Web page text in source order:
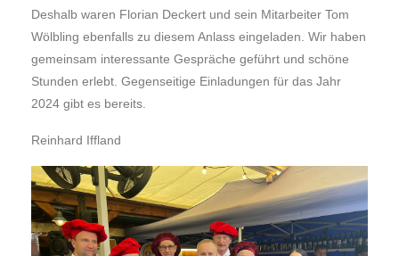
Deshalb waren Florian Deckert und sein Mitarbeiter Tom
Wölbling ebenfalls zu diesem Anlass eingeladen. Wir haben
gemeinsam interessante Gespräche geführt und schöne
Stunden erlebt. Gegenseitige Einladungen für das Jahr
2024 gibt es bereits.
Reinhard Iffland